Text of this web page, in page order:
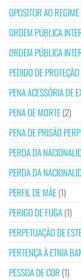
OPOSITOR AO REGIME
ORDEM PÚBLICA
ORDEM PÚBLICA
PEDIDO DE
PENA ACESSÓRIA DE
PENA DE MORTE(2)
PENA DE PRISÃO
PERDA DA
PERDA DA
PERFIL DE MÃE(1)
PERIGO DE FUGA(1)
PERPETUAÇÃO DE
PERTENÇA À ETNIA
PESSOA DE COR (1)